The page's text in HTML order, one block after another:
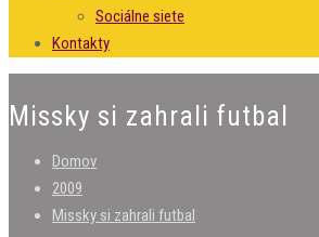
Sociálne siete
Kontakty
Missky si zahrali futbal
Domov
2009
Missky si zahrali futbal